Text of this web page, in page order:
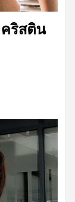
ริสติน